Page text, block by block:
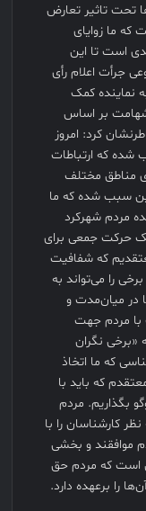
تحت تاثیر تعارض
ما زوایای
است تا این
جرأت اعلام رأی
نماینده کمک
شهامت بر اساس
کرد: امروز
شده که ارتباطات
مناطق مختلف
سبب شده که ما
مردم شهرکرد
حرکت جمعی برای
که شفافیت
را می‌تواند به
در میان‌مدت و
با مردم جهت
«برخی نگران
که ما اتخاذ
که باید با
بگذاریم. مردم
کارشناسان را با
موافقند و بخشی
است که مردم حق
را برعهده دارد.